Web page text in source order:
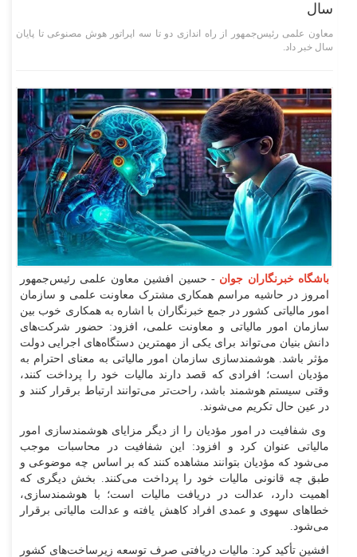
سال
معاون علمی رئیس‌جمهور از راه اندازی دو تا سه اپراتور هوش مصنوعی تا پایان
سال خبر داد.
باشگاه خبرنگاران جوان- حسین افشین معاون علمی رئیس‌جمهور
امروز در حاشیه مراسم همکاری مشترک معاونت علمی و سازمان
امور مالیاتی کشور در جمع خبرنگاران با اشاره به همکاری خوب بین
سازمان امور مالیاتی و معاونت علمی، افزود: حضور شرکت‌های
دانش بنیان می‌تواند برای یکی از مهمترین دستگاه‌های اجرایی دولت
مؤثر باشد. هوشمندسازی سازمان امور مالیاتی به معنای احترام به
مؤدیان است؛ افرادی که قصد دارند مالیات خود را پرداخت کنند،
وقتی سیستم هوشمند باشد، راحت‌تر می‌توانند ارتباط برقرار کنند و
در عین حال تکریم می‌شوند.
وی شفافیت در امور مؤدیان را از دیگر مزایای هوشمندسازی امور
مالیاتی عنوان کرد و افزود: این شفافیت در محاسبات موجب
می‌شود که مؤدیان بتوانند مشاهده کنند که بر اساس چه موضوعی و
طبق چه قانونی مالیات خود را پرداخت می‌کنند. بخش دیگری که
اهمیت دارد، عدالت در دریافت مالیات است؛ با هوشمندسازی،
خطا‌های سهوی و عمدی افراد کاهش یافته و عدالت مالیاتی برقرار
می‌شود.
افشین تأکید کرد: مالیات دریافتی صرف توسعه زیرساخت‌های کشور